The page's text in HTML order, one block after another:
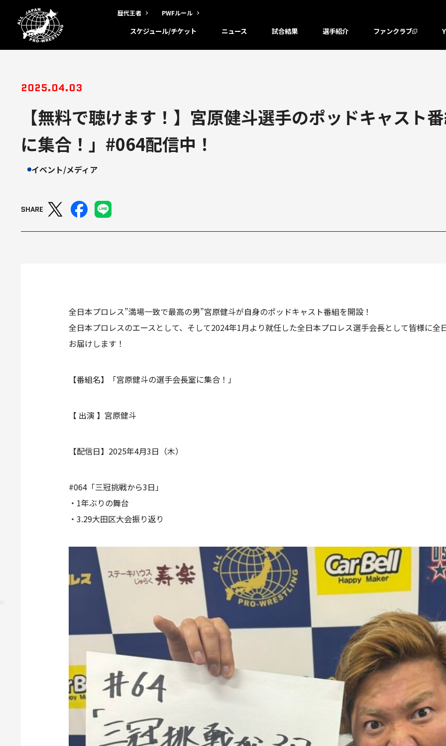
歴代王者 PWFルール
スケジュール/チケット ニュース 試合結果 選手紹介 ファンクラブ
2025.04.03
【無料で聴けます！】宮原健斗選手のポッドキャスト
に集合！」#064配信中！
イベント/メディア
SHARE
全日本プロレス”満場一致で最高の男”宮原健斗が自身のポッドキャスト番組を開設！
全日本プロレスのエースとして、そして2024年1月より就任した全日本プロレス選手会長として皆様に全
お届けします！
【番組名】「宮原健斗の選手会長室に集合！」
【 出演 】宮原健斗
【配信日】2025年4月3日（木）
#064「三冠挑戦から3日」
・1年ぶりの舞台
・3.29大田区大会振り返り